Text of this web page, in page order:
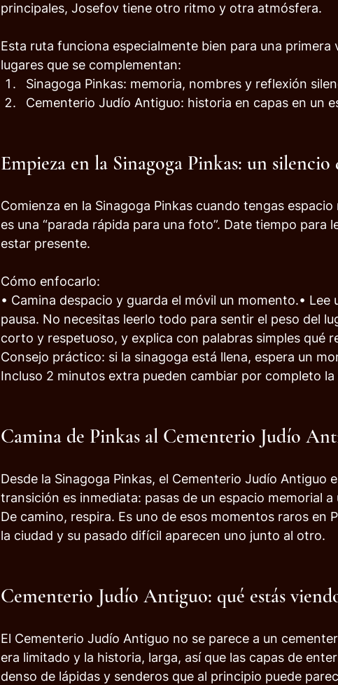
principales, Josefov tiene otro ritmo y otra atmósfera.
Esta ruta funciona especialmente bien para una
lugares que se complementan:
Sinagoga Pinkas: memoria, nombres y reflexión
Cementerio Judío Antiguo: historia en capas en un
Empieza en la Sinagoga Pinkas: un
Comienza en la Sinagoga Pinkas cuando tengas
es una “parada rápida para una foto”. Date tiempo para
estar presente.
Cómo enfocarlo:
• Camina despacio y guarda el móvil un momento.• Lee
pausa. No necesitas leerlo todo para sentir el peso del
corto y respetuoso, y explica con palabras simples qué
Consejo práctico: si la sinagoga está llena, espera un
Incluso 2 minutos extra pueden cambiar por completo la
Camina de Pinkas al Cementerio Judío
Desde la Sinagoga Pinkas, el Cementerio Judío Antiguo
transición es inmediata: pasas de un espacio memorial a
De camino, respira. Es uno de esos momentos raros en
la ciudad y su pasado difícil aparecen uno junto al otro.
Cementerio Judío Antiguo: qué estás
El Cementerio Judío Antiguo no se parece a un
era limitado y la historia, larga, así que las capas de
denso de lápidas y senderos que al principio puede